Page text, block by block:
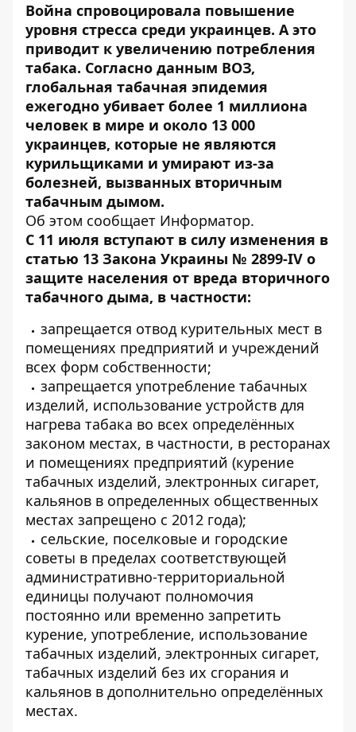
Война спровоцировала повышение
уровня стресса среди украинцев. А это
приводит к увеличению потребления
табака. Согласно данным ВОЗ,
глобальная табачная эпидемия
ежегодно убивает более 1 миллиона
человек в мире и около 13 000
украинцев, которые не являются
курильщиками и умирают из-за
болезней, вызванных вторичным
табачным дымом.
Об этом сообщает Информатор.
С 11 июля вступают в силу изменения в
статью 13 Закона Украины № 2899-IV о
защите населения от вреда вторичного
табачного дыма, в частности:
запрещается отвод курительных мест в
помещениях предприятий и учреждений
всех форм собственности;
запрещается употребление табачных
изделий, использование устройств для
нагрева табака во всех определённых
законом местах, в частности, в ресторанах
и помещениях предприятий (курение
табачных изделий, электронных сигарет,
кальянов в определенных общественных
местах запрещено с 2012 года);
сельские, поселковые и городские
советы в пределах соответствующей
административно-территориальной
единицы получают полномочия
постоянно или временно запретить
курение, употребление, использование
табачных изделий, электронных сигарет,
табачных изделий без их сгорания и
кальянов в дополнительно определённых
местах.